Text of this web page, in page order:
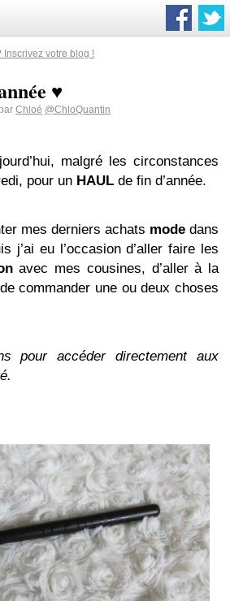
Inscrivez votre blog !
♥
Chloé @ChloQuantin
malgré les circonstances
pour un HAUL de fin d’année.
mes derniers achats mode dans
j’ai eu l’occasion d’aller faire les
avec mes cousines, d’aller à la
commander une ou deux choses
pour accéder directement aux